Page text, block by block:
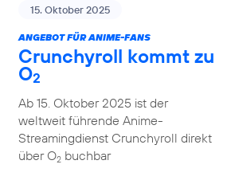
15. Oktober 2025
ANGEBOT FÜR ANIME-FANS
Crunchyroll kommt zu
O2
Ab 15. Oktober 2025 ist der
weltweit führende Anime-
Streamingdienst Crunchyroll direkt
über O2buchbar